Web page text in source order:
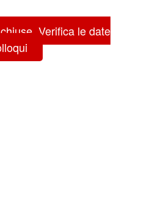
Verifica le date